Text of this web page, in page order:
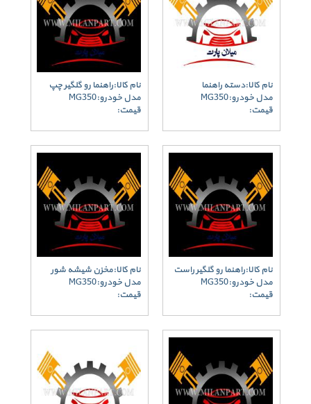
نام کالا:دسته راهنما
مدل خودرو:MG350
قیمت:
نام کالا:راهنما رو گلگیر چپ
مدل خودرو:MG350
قیمت:
نام کالا:راهنما رو گلگیر راست
مدل خودرو:MG350
قیمت:
نام کالا:مخزن شیشه شور
مدل خودرو:MG350
قیمت: